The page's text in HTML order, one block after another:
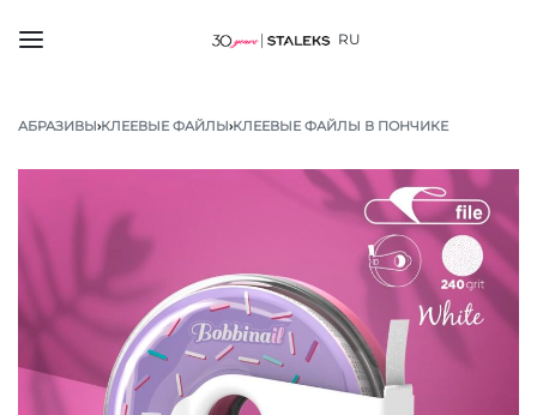
RU
АБРАЗИВЫ›КЛЕЕВЫЕ ФАЙЛЫ›КЛЕЕВЫЕ ФАЙЛЫ В ПОНЧИКЕ